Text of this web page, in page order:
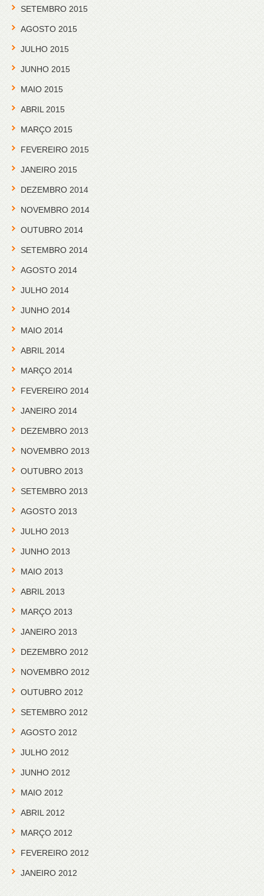
SETEMBRO 2015
AGOSTO 2015
JULHO 2015
JUNHO 2015
MAIO 2015
ABRIL 2015
MARÇO 2015
FEVEREIRO 2015
JANEIRO 2015
DEZEMBRO 2014
NOVEMBRO 2014
OUTUBRO 2014
SETEMBRO 2014
AGOSTO 2014
JULHO 2014
JUNHO 2014
MAIO 2014
ABRIL 2014
MARÇO 2014
FEVEREIRO 2014
JANEIRO 2014
DEZEMBRO 2013
NOVEMBRO 2013
OUTUBRO 2013
SETEMBRO 2013
AGOSTO 2013
JULHO 2013
JUNHO 2013
MAIO 2013
ABRIL 2013
MARÇO 2013
JANEIRO 2013
DEZEMBRO 2012
NOVEMBRO 2012
OUTUBRO 2012
SETEMBRO 2012
AGOSTO 2012
JULHO 2012
JUNHO 2012
MAIO 2012
ABRIL 2012
MARÇO 2012
FEVEREIRO 2012
JANEIRO 2012